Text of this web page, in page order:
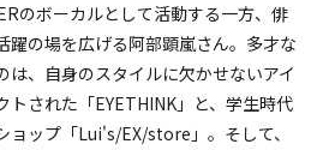
のボーカルとして活動する一方、俳
躍の場を広げる阿部顕嵐さん。多才な
は、自身のスタイルに欠かせないアイ
トされた「EYETHINK」と、学生時代
ョップ「Lui's/EX/store」。そして、